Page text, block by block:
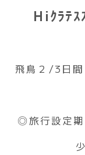
Hiｸﾗﾃｽ
飛鳥２/3日
◎旅行設定